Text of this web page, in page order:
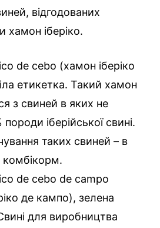
відгодованих
хамон іберіко.
de cebo (хамон іберіко
етикетка. Такий хамон
з свиней в яких не
іберійської свині.
таких свиней – в
de cebo de campo
де кампо), зелена
для виробництва